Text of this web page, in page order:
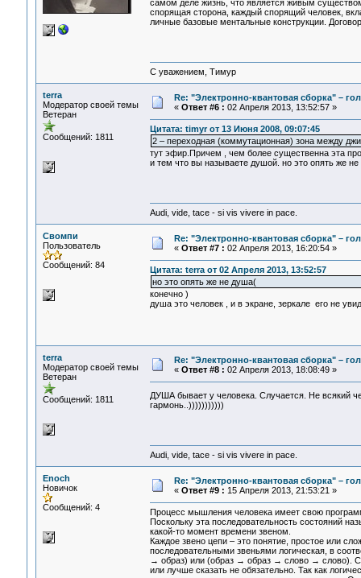
самом деле жизнь, что является живым
спорящая сторона, каждый спорящий человек,
личные базовые ментальные конструкции.
С уважением, Тимур
terra
Модератор своей темы
Ветеран
Сообщений: 1811
Re: "Электронно-квантовая сборка" –
« Ответ #6 : 02 Апреля 2013, 13:52:57 »
Цитата: timyr от 13 Июня 2008, 09:07:45
2 – переходная (коммутационная) зона между
тут эфир.Причем , чем более существенна эта
и тем что вы называете душой. но это опять же
Audi, vide, tace - si vis vivere in pace.
Свомпи
Пользователь
Сообщений: 84
Re: "Электронно-квантовая сборка" –
« Ответ #7 : 02 Апреля 2013, 16:20:54 »
Цитата: terra от 02 Апреля 2013, 13:52:57
но это опять же не душа(
конечно )
душа это человек , и в экране, зеркале его не
terra
Модератор своей темы
Ветеран
Сообщений: 1811
Re: "Электронно-квантовая сборка" –
« Ответ #8 : 02 Апреля 2013, 18:08:49 »
ДУША бывает у человека. Случается. Не всякий
гармонь..)))))))))))
Audi, vide, tace - si vis vivere in pace.
Enoch
Новичок
Сообщений: 4
Re: "Электронно-квантовая сборка" –
« Ответ #9 : 15 Апреля 2013, 21:53:21 »
Процесс мышления человека имеет свою
Поскольку эта последовательность состояний
какой-то момент времени звеном.
Каждое звено цепи – это понятие, простое или
последовательными звеньями логическая, в
→ образ) или (образ → образ → слово → слово).
или лучше сказать не обязательно. Так как